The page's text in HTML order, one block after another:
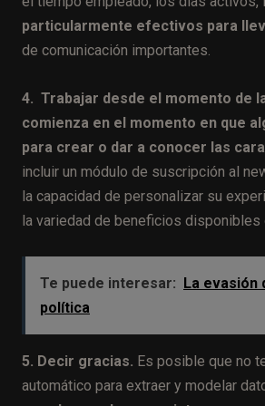
particularmente efectivos para
de comunicación importantes.
4. Trabajar desde el momento de
comienza en el momento en que
para crear o dar a conocer las
incluir un módulo de suscripción al
la capacidad de personalizar su
la variedad de beneficios disponibles
Te puede interesar: La evasión
política
5. Decir gracias. Es posible que no
automático para extraer y modelar